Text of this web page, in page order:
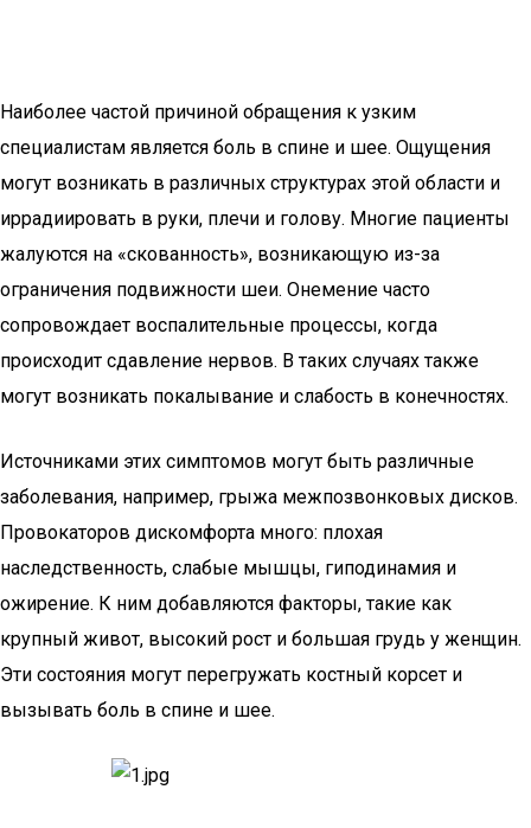
Наиболее частой причиной обращения к узким
специалистам является боль в спине и шее. Ощущения
могут возникать в различных структурах этой области и
иррадиировать в руки, плечи и голову. Многие пациенты
жалуются на «скованность», возникающую из-за
ограничения подвижности шеи. Онемение часто
сопровождает воспалительные процессы, когда
происходит сдавление нервов. В таких случаях также
могут возникать покалывание и слабость в конечностях.
Источниками этих симптомов могут быть различные
заболевания, например, грыжа межпозвонковых дисков.
Провокаторов дискомфорта много: плохая
наследственность, слабые мышцы, гиподинамия и
ожирение. К ним добавляются факторы, такие как
крупный живот, высокий рост и большая грудь у женщин.
Эти состояния могут перегружать костный корсет и
вызывать боль в спине и шее.